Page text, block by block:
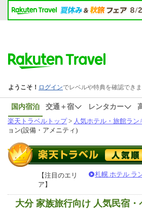
国内宿泊 交通＋宿 レンタカー
楽天トラベルトップ> 人気ホテル・旅館ラン
ョン(設備・アメニティ)
【注目のエリ
ア】
札幌 ホテル ラ
大分 家族旅行向け 人気民宿